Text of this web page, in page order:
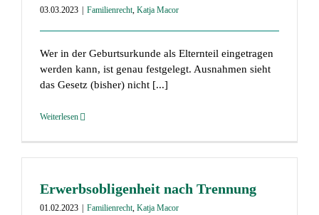
03.03.2023 Familienrecht, Katja Macor
Wer in der Geburtsurkunde als Elternteil eingetragen
werden kann, ist genau festgelegt. Ausnahmen sieht
das Gesetz (bisher) nicht [...]
Weiterlesen
Erwerbsobligenheit nach Trennung
01.02.2023 Familienrecht, Katja Macor